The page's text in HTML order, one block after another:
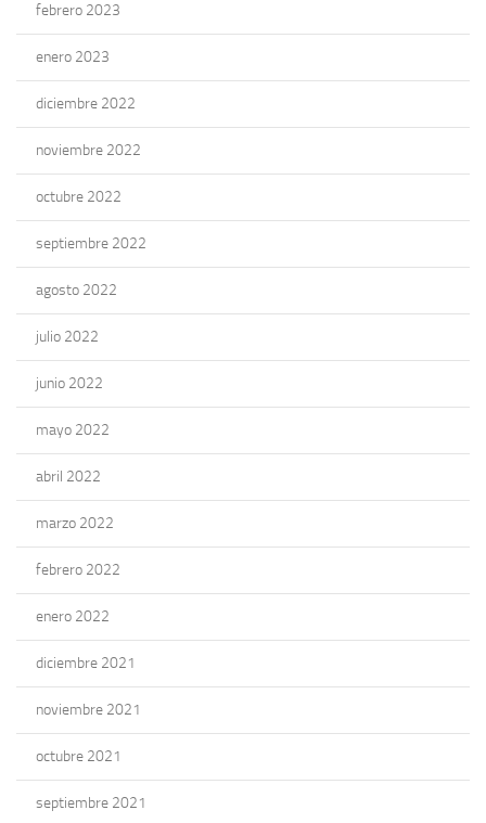
febrero 2023
enero 2023
diciembre 2022
noviembre 2022
octubre 2022
septiembre 2022
agosto 2022
julio 2022
junio 2022
mayo 2022
abril 2022
marzo 2022
febrero 2022
enero 2022
diciembre 2021
noviembre 2021
octubre 2021
septiembre 2021